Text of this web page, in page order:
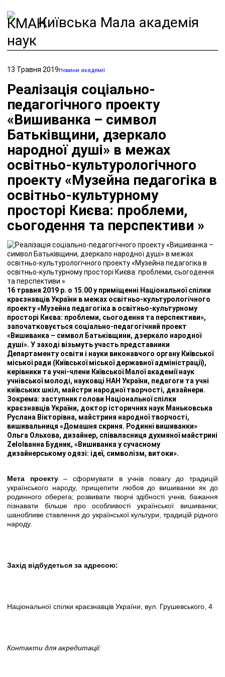
Київська Мала академія
наук
13 Травня 2019Новини академії
Реалізація соціально-
педагогічного проекту
«Вишиванка – символ
Батьківщини, дзеркало
народної душі» в межах
освітньо-культурологічного
проекту «Музейна педагогіка в
освітньо-культурному
просторі Києва: проблеми,
сьогодення та перспективи »
16 травня 2019 р. о 15.00 у приміщенні Національної спілки
краєзнавців України в межах освітньо-культурологічного
проекту «Музейна педагогіка в освітньо-культурному
просторі Києва: проблеми, сьогодення та перспективи»,
започатковується соціально-педагогічний проект
«Вишиванка – символ Батьківщини, дзеркало народної
душі». У заході візьмуть участь представники
Департаменту освіти і науки виконавчого органу Київської
міської ради (Київської міської державної адміністрації),
керівники та учні-члени Київської Малої академії наук
учнівської молоді, науковці НАН України, педагоги та учні
київських шкіл, майстри народної творчості, дизайнери.
Зокрема: заступник голови Національної спілки
краєзнавців України, доктор історичних наук Маньковська
Руслана Вікторівна, майстриня народної творчості,
вишивальниця «Домашня скриня. Родинні вишиванки»
Ольга Ольхова, дизайнер, співвласниця духмяної майстрині
ZeloІванна Будник, «Вишиванка у сучасному
дизайнерському одязі: ідеї, символізм, витоки».
Мета проекту– сформувати в учнів повагу до традицій
українського народу, прищепити любов до вишиванки як до
родинного оберега; розвивати творчі здібності учнів, бажання
пізнавати більше про особливості української вишиванки;
шанобливе ставлення до української культури, традицій рідного
народу.
Захід відбудеться за адресою:
Національної спілки краєзнавців України, вул. Грушевського, 4
Контакти для акредитації: